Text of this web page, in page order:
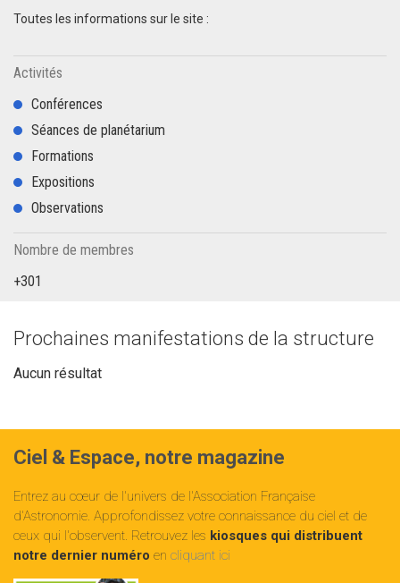
Toutes les informations sur le site :
Activités
Conférences
Séances de planétarium
Formations
Expositions
Observations
Nombre de membres
+301
Prochaines manifestations de la structure
Aucun résultat
Ciel & Espace, notre magazine
Entrez au cœur de l'univers de l'Association Française
d'Astronomie. Approfondissez votre connaissance du ciel et de
ceux qui l'observent. Retrouvez les kiosques qui distribuent
notre dernier numéro en cliquant ici